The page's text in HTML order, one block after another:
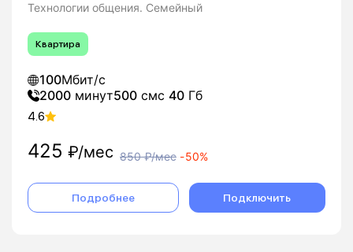
Технологии общения. Семейный
Квартира
100Мбит/с
2000 минут500 смс 40 Гб
4.6
425 ₽/мес 850₽/мес -50%
Подробнее Подключить